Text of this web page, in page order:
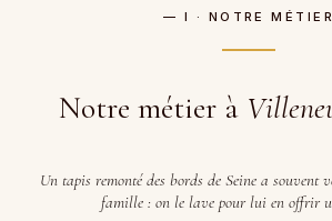
— I · NOTRE MÉTIER
Notre métier à
Un tapis remonté des bords de Seine a souvent
famille : on le lave pour lui en offrir